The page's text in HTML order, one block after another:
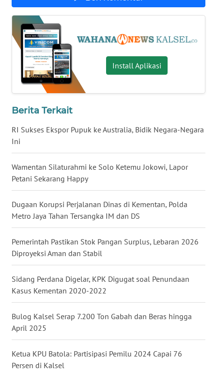
Install Aplikasi
Berita Terkait
RI Sukses Ekspor Pupuk ke Australia, Bidik Negara-Negara
Ini
Wamentan Silaturahmi ke Solo Ketemu Jokowi, Lapor
Petani Sekarang Happy
Dugaan Korupsi Perjalanan Dinas di Kementan, Polda
Metro Jaya Tahan Tersangka IM dan DS
Pemerintah Pastikan Stok Pangan Surplus, Lebaran 2026
Diproyeksi Aman dan Stabil
Sidang Perdana Digelar, KPK Digugat soal Penundaan
Kasus Kementan 2020-2022
Bulog Kalsel Serap 7.200 Ton Gabah dan Beras hingga
April 2025
Ketua KPU Batola: Partisipasi Pemilu 2024 Capai 76
Persen di Kalsel
WN
NUSANTARA
WN
JOGJA
WN
WN
BALI
WN
KALBAR
WN
KALTENG
WN
KALTARA
KALSEL
KALTIM
SULSEL